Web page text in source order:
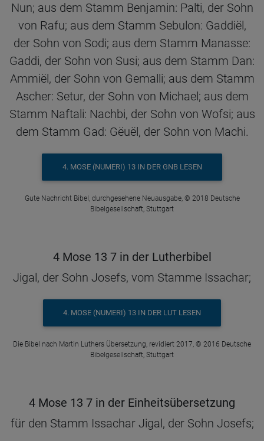
Nun; aus dem Stamm Benjamin: Palti, der Sohn
von Rafu; aus dem Stamm Sebulon: Gaddiël,
der Sohn von Sodi; aus dem Stamm Manasse:
Gaddi, der Sohn von Susi; aus dem Stamm Dan:
Ammiël, der Sohn von Gemalli; aus dem Stamm
Ascher: Setur, der Sohn von Michael; aus dem
Stamm Naftali: Nachbi, der Sohn von Wofsi; aus
dem Stamm Gad: Gëuël, der Sohn von Machi.
4. MOSE (NUMERI) 13 IN DER GNB LESEN
Gute Nachricht Bibel, durchgesehene Neuausgabe, © 2018 Deutsche
Bibelgesellschaft, Stuttgart
4 Mose 13 7 in der Lutherbibel
Jigal, der Sohn Josefs, vom Stamme Issachar;
4. MOSE (NUMERI) 13 IN DER LUT LESEN
Die Bibel nach Martin Luthers Übersetzung, revidiert 2017, © 2016 Deutsche
Bibelgesellschaft, Stuttgart
4 Mose 13 7 in der Einheitsübersetzung
für den Stamm Issachar Jigal, der Sohn Josefs;